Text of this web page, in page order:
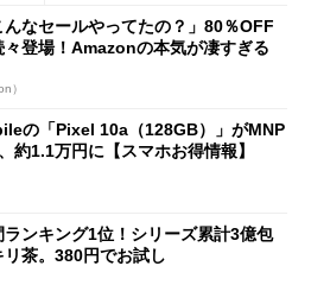
んなセールやってたの？」80％OFF
々登場！Amazonの本気が凄すぎる
）
の「Pixel 10a（128GB）」がMNP
約1.1万円に【スマホお得情報】
ランキング1位！シリーズ累計3億包
リ茶。380円でお試し